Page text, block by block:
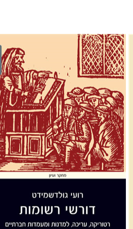
רועי גולדשמידט
הנחת אתר ספר מודפס
$42
$38